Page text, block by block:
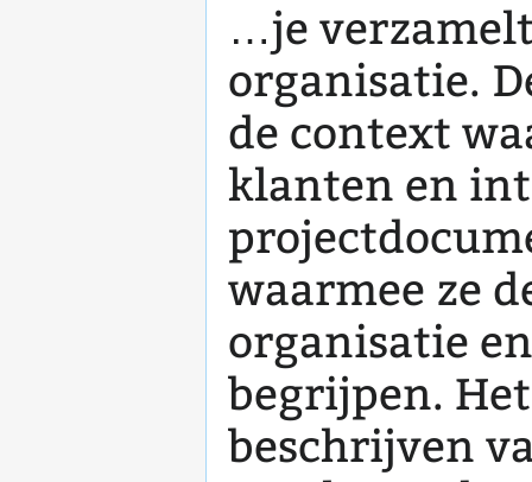
…je
organisatie.
de context
klanten en
waarmee ze
organisatie
begrijpen.
beschrijven